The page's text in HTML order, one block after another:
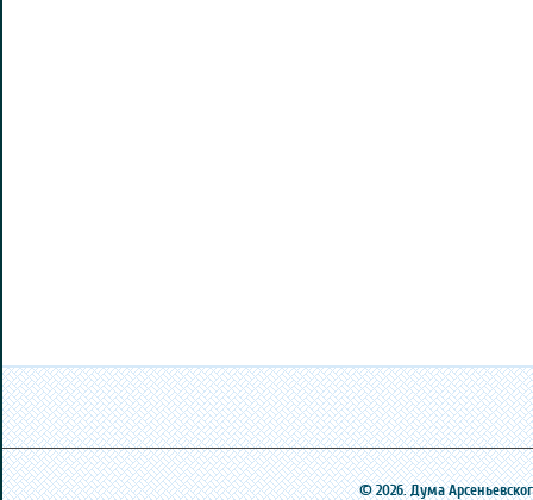
© 2026. Дума